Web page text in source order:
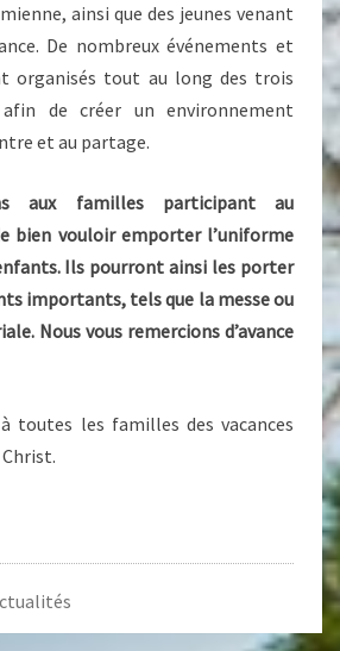
ainsi que des jeunes venant
De nombreux événements et
organisés tout au long des trois
de créer un environnement
et au partage.
aux familles participant au
bien vouloir emporter l’uniforme
Ils pourront ainsi les porter
importants, tels que la messe ou
Nous vous remercions d’avance
toutes les familles des vacances